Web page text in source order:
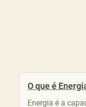
O que é
Energia é a